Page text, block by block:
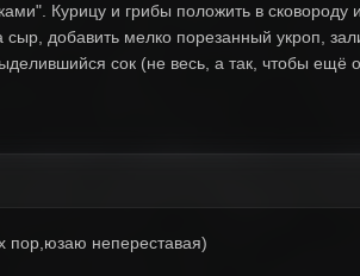
Курицу и грибы положить в сковороду
сыр, добавить мелко порезанный укроп,
сок (не весь, а так, чтобы ещё
пор,юзаю непереставая)